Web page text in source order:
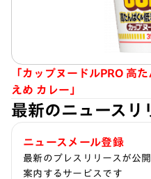
「カップヌードルPRO 高
えめ カレー」
最新のニュースリ
ニュースメール登録
最新のプレスリリースが公
案内するサービスです